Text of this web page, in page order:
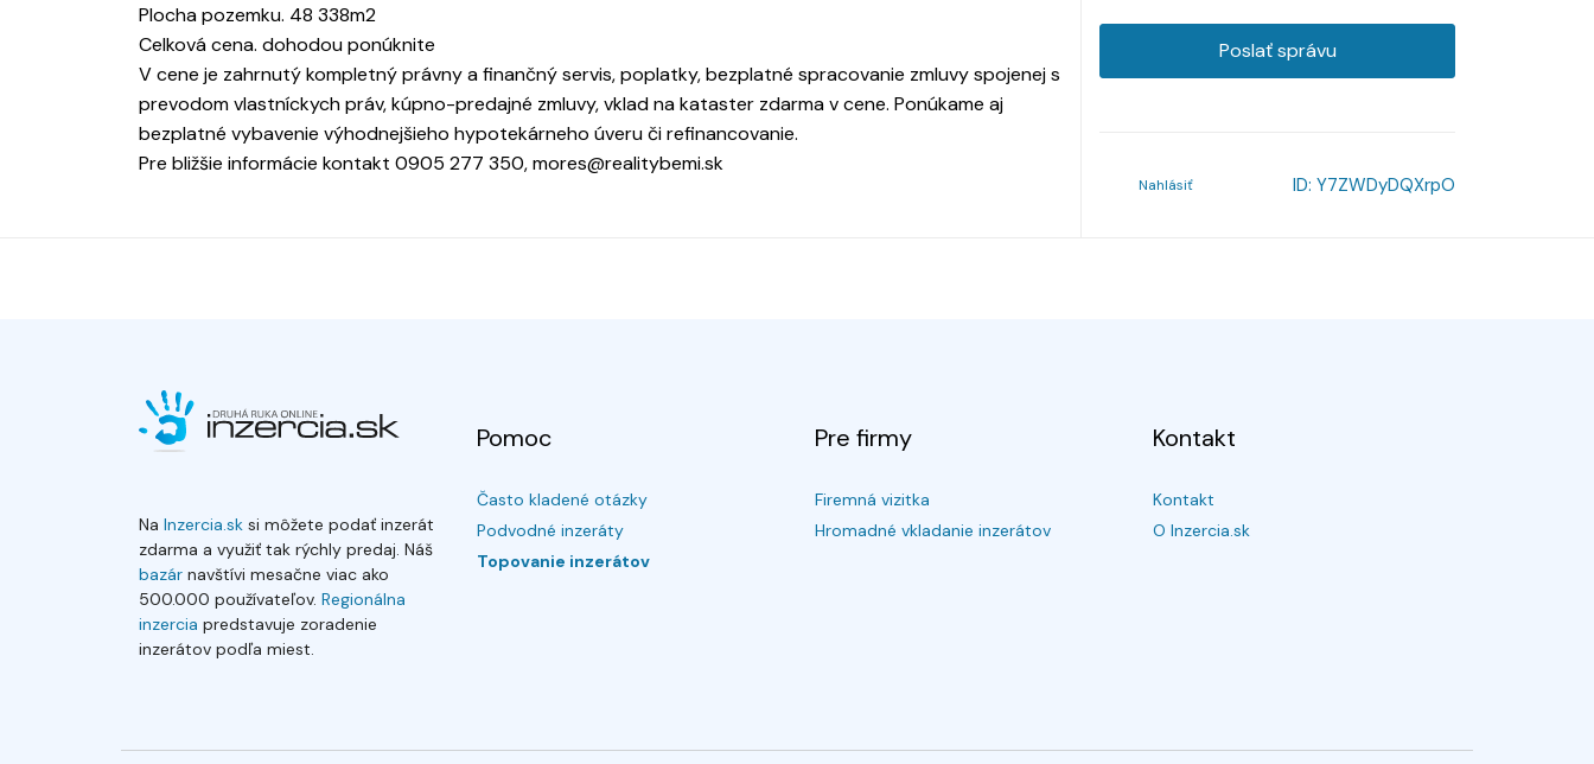
Plocha pozemku. 48 338m2
Celková cena. dohodou ponúknite
V cene je zahrnutý kompletný právny a finančný servis, poplatky, bezplatné spracovanie zmluvy spojenej s
prevodom vlastníckych práv, kúpno-predajné zmluvy, vklad na kataster zdarma v cene. Ponúkame aj
bezplatné vybavenie výhodnejšieho hypotekárneho úveru či refinancovanie.
Pre bližšie informácie kontakt 0905 277 350, mores@realitybemi.sk
Poslať správu
Nahlásiť ID: Y7ZWDyDQXrpO
Na Inzercia.sk si môžete podať inzerát
zdarma a využiť tak rýchly predaj. Náš
bazár navštívi mesačne viac ako
500.000 používateľov. Regionálna
inzercia predstavuje zoradenie
inzerátov podľa miest.
Pomoc
Často kladené otázky
Podvodné inzeráty
Topovanie inzerátov
Pre firmy
Firemná vizitka
Hromadné vkladanie inzerátov
Kontakt
Kontakt
O Inzercia.sk